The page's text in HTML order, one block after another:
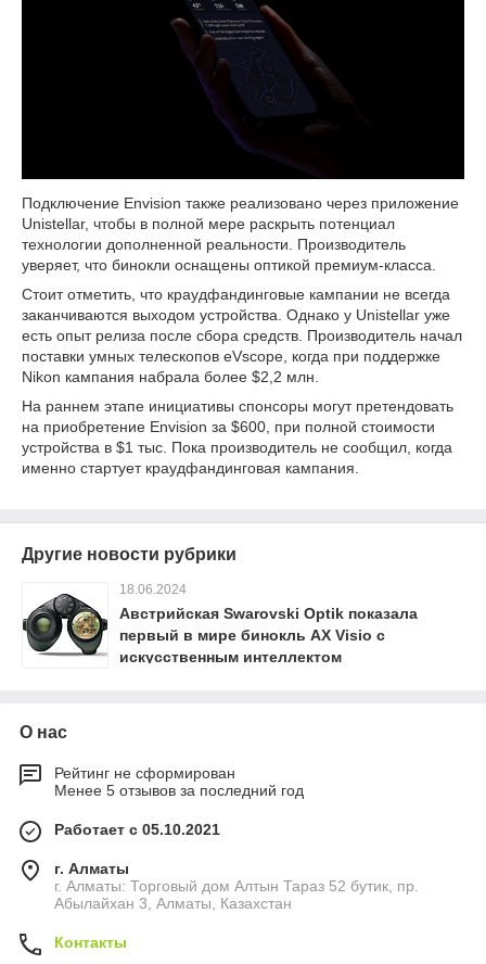
Подключение Envision также реализовано через приложение
Unistellar, чтобы в полной мере раскрыть потенциал
технологии дополненной реальности. Производитель
уверяет, что бинокли оснащены оптикой премиум-класса.
Стоит отметить, что краудфандинговые кампании не всегда
заканчиваются выходом устройства. Однако у Unistellar уже
есть опыт релиза после сбора средств. Производитель начал
поставки умных телескопов eVscope, когда при поддержке
Nikon кампания набрала более $2,2 млн.
На раннем этапе инициативы спонсоры могут претендовать
на приобретение Envision за $600, при полной стоимости
устройства в $1 тыс. Пока производитель не сообщил, когда
именно стартует краудфандинговая кампания.
Другие новости рубрики
18.06.2024
Австрийская Swarovski Optik показала
первый в мире бинокль AX Visio с
искусственным интеллектом
О нас
Рейтинг не сформирован
Менее 5 отзывов за последний год
Работает с 05.10.2021
г. Алматы
г. Алматы: Торговый дом Алтын Тараз 52 бутик, пр.
Абылайхан 3, Алматы, Казахстан
Контакты